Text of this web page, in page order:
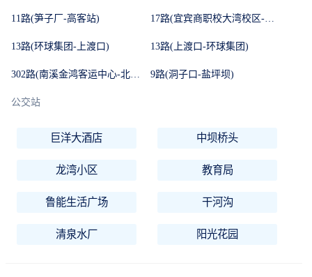
11路(笋子厂-高客站) 17路(宜宾商职校大湾校区-沙坪)
13路(环球集团-上渡口) 13路(上渡口-环球集团)
302路(南溪金鸿客运中心-北门站) 9路(洞子口-盐坪坝)
公交站
巨洋大酒店 中坝桥头
龙湾小区 教育局
鲁能生活广场 干河沟
清泉水厂 阳光花园